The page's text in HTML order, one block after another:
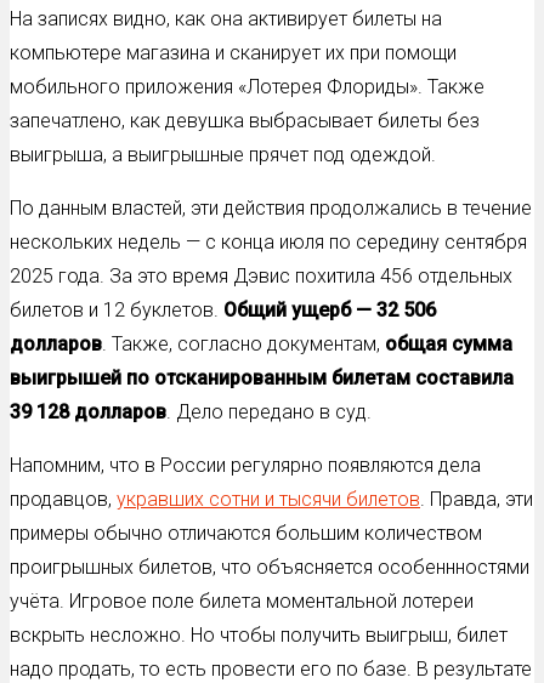
На записях видно, как она активирует билеты на
компьютере магазина и сканирует их при помощи
мобильного приложения «Лотерея Флориды». Также
запечатлено, как девушка выбрасывает билеты без
выигрыша, а выигрышные прячет под одеждой.
По данным властей, эти действия продолжались в течение
нескольких недель — с конца июля по середину сентября
2025 года. За это время Дэвис похитила 456 отдельных
билетов и 12 буклетов. Общий ущерб — 32 506
долларов. Также, согласно документам, общая сумма
выигрышей по отсканированным билетам составила
39 128 долларов. Дело передано в суд.
Напомним, что в России регулярно появляются дела
продавцов, укравших сотни и тысячи билетов. Правда, эти
примеры обычно отличаются большим количеством
проигрышных билетов, что объясняется особеннностями
учёта. Игровое поле билета моментальной лотереи
вскрыть несложно. Но чтобы получить выигрыш, билет
надо продать, то есть провести его по базе. В результате